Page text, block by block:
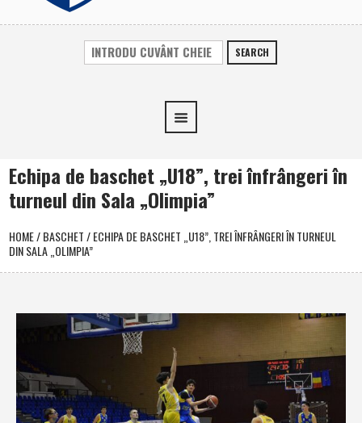
SEARCH
Echipa de baschet „U18”, trei înfrângeri în
turneul din Sala „Olimpia”
HOME/BASCHET/ECHIPA DE BASCHET „U18”, TREI ÎNFRÂNGERI ÎN TURNEUL
DIN SALA „OLIMPIA”